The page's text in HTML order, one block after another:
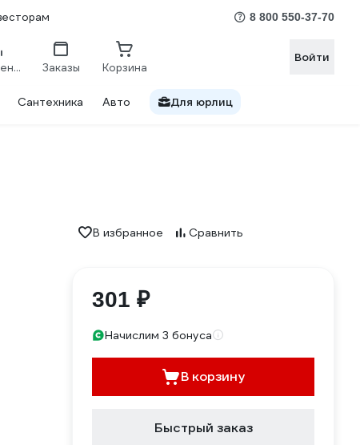
8 800 550-37-70
Сравнение Заказы Корзина
Войти
Сантехника Авто Для юрлиц
В избранное Сравнить
301 ₽
Начислим 3 бонуса
В корзину
Быстрый заказ